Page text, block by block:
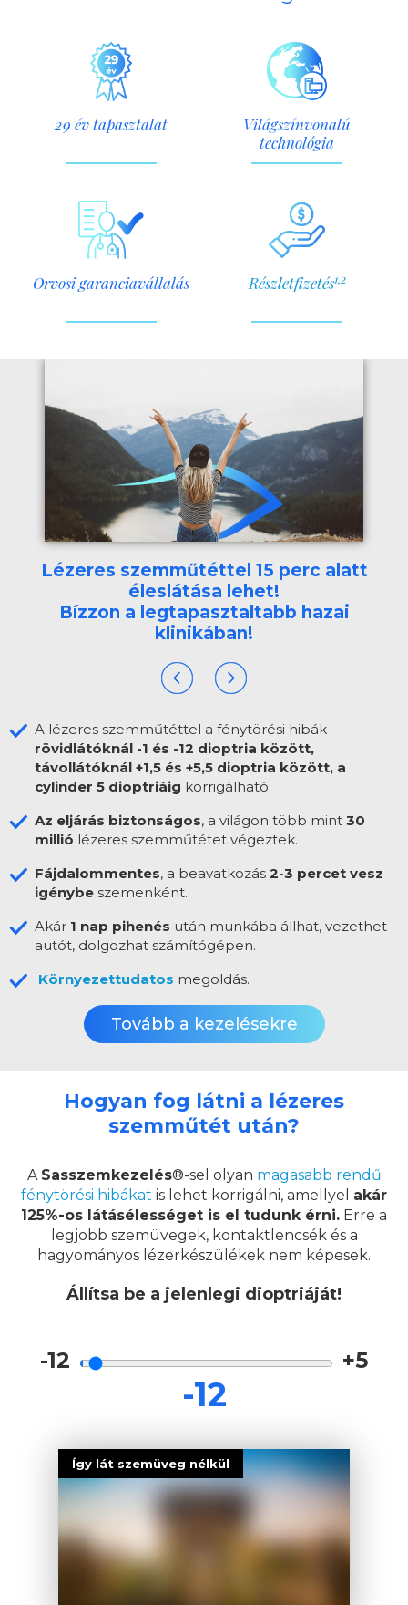
29 év tapasztalat
Világszínvonalú
technológia
Orvosi garanciavállalás Részletfizetés1,2
Lézeres szemműtéttel 15 perc alatt
éleslátása lehet!
Bízzon a legtapasztaltabb hazai
klinikában!
A lézeres szemműtéttel a fénytörési hibák
rövidlátóknál -1 és -12 dioptria között,
távollátóknál +1,5 és +5,5 dioptria között, a
cylinder 5 dioptriáig korrigálható.
Az eljárás biztonságos, a világon több mint 30
millió lézeres szemműtétet végeztek.
Fájdalommentes, a beavatkozás 2-3 percet vesz
igénybe szemenként.
Akár 1 nap pihenés után munkába állhat, vezethet
autót, dolgozhat számítógépen.
Környezettudatos megoldás.
Tovább a kezelésekre
Hogyan fog látni a lézeres
szemműtét után?
A Sasszemkezelés®-sel olyan magasabb rendű
fénytörési hibákat is lehet korrigálni, amellyel akár
125%-os látásélességet is el tudunk érni. Erre a
legjobb szemüvegek, kontaktlencsék és a
hagyományos lézerkészülékek nem képesek.
Állítsa be a jelenlegi dioptriáját!
-12 +5
Így lát szemüveg nélkül